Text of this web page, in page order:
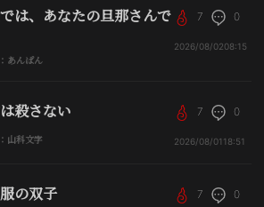
は、あなたの旦那さんで
あんぱん
7 0
2026/08/0208:15
殺さない
山科文字
7 0
2026/08/01 18:51
の双子 7 0